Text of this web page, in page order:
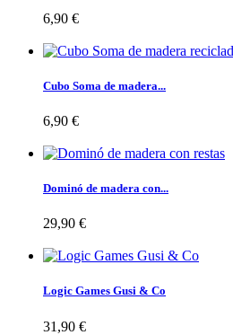
6,90 €
Cubo Soma de madera...
6,90 €
Dominó de madera con...
29,90 €
Logic Games Gusi & Co
31,90 €